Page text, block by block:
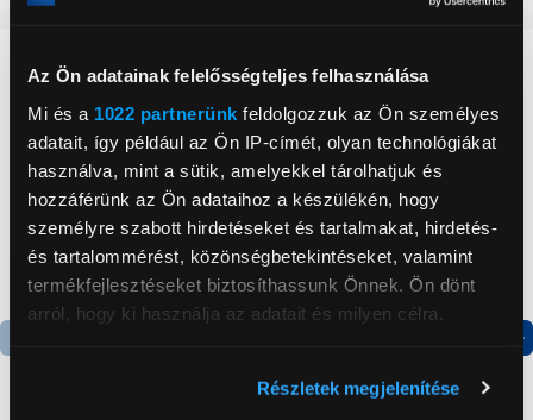
Az Ön adatainak felelősségteljes felhasználása
Mi és a 1022 partnerünk feldolgozzuk az Ön személyes
adatait, így például az Ön IP-címét, olyan technológiákat
használva, mint a sütik, amelyekkel tárolhatjuk és
hozzáférünk az Ön adataihoz a készülékén, hogy
személyre szabott hirdetéseket és tartalmakat, hirdetés-
és tartalommérést, közönségbetekintéseket, valamint
termékfejlesztéseket biztosíthassunk Önnek. Ön dönt
arról, hogy ki használja az adatait és milyen célra.
Részletek megjelenítése
Neked ajánljuk